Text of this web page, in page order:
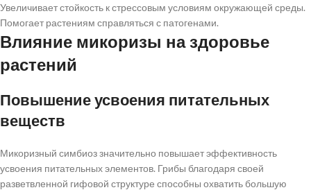
Увеличивает стойкость к стрессовым условиям окружающей среды.
Помогает растениям справляться с патогенами.
Влияние микоризы на здоровье
растений
Повышение усвоения питательных
веществ
Микоризный симбиоз значительно повышает эффективность
усвоения питательных элементов. Грибы благодаря своей
разветвленной гифовой структуре способны охватить большую